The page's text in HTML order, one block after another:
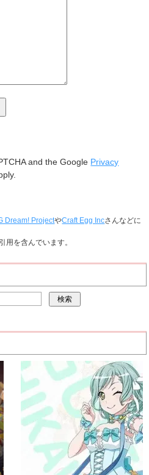
and the Google Privacy
Dream! ProjectやCraft Egg Incさんなどに
用を含んでいます。